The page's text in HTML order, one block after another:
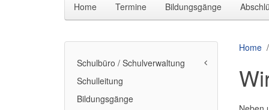
Home Termine Bildungsgänge
Home
Schulbüro / Schulverwaltung
Schulleitung
Bildungsgänge